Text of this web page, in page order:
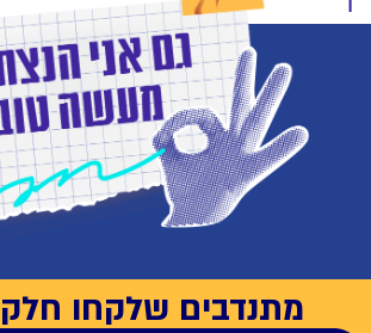
מתנדבים שלקחו